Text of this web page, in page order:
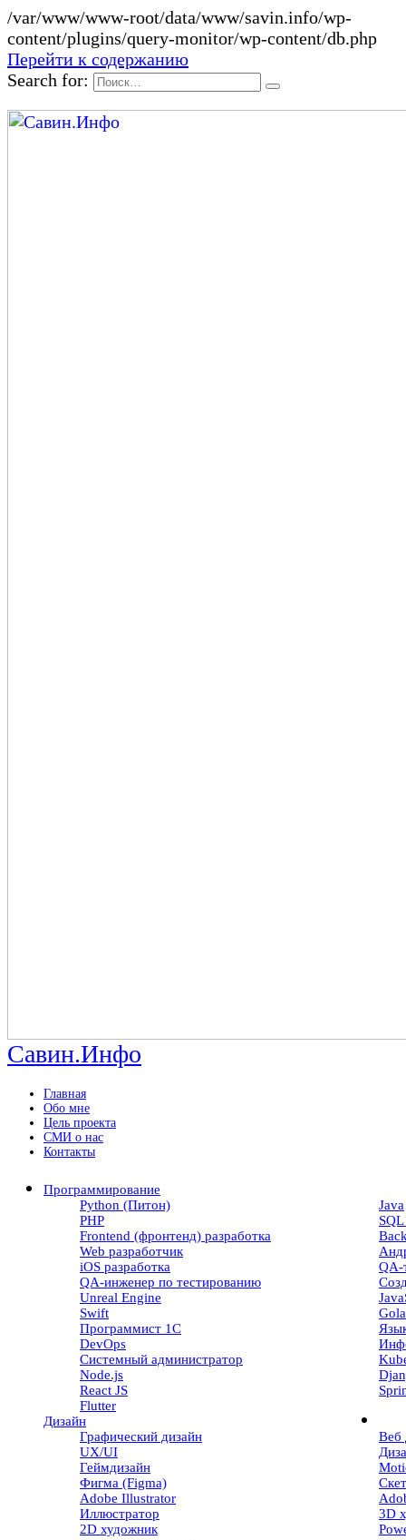
/var/www/www-root/data/www/savin.info/wp-
content/plugins/query-monitor/wp-content/db.php
Перейти к содержанию
Search for:
Савин.Инфо
Главная
Обо мне
Цель проекта
СМИ о нас
Контакты
Программирование
Python (Питон)
Java
PHP
Frontend (фронтенд) разработка
Web разработчик
iOS разработка
QA-
QA-инженер по тестированию
Unreal Engine
Swift
Программист 1С
DevOps
Системный администратор
Node.js
React JS
Flutter
Дизайн
Графический дизайн
Веб
UX/UI
Геймдизайн
Фигма (Figma)
Adobe Illustrator
Иллюстратор
3D
2D художник